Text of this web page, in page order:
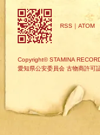
RSS ｜ ATOM
Copyright© STAMINA
愛知県公安委員会 古物商許